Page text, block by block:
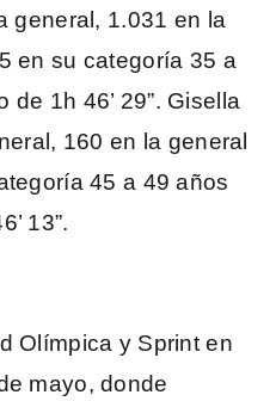
general, 1.031 en la
en su categoría 35 a
1h 46’ 29”. Gisella
160 en la general
45 a 49 años
13”.
Olímpica y Sprint en
mayo, donde